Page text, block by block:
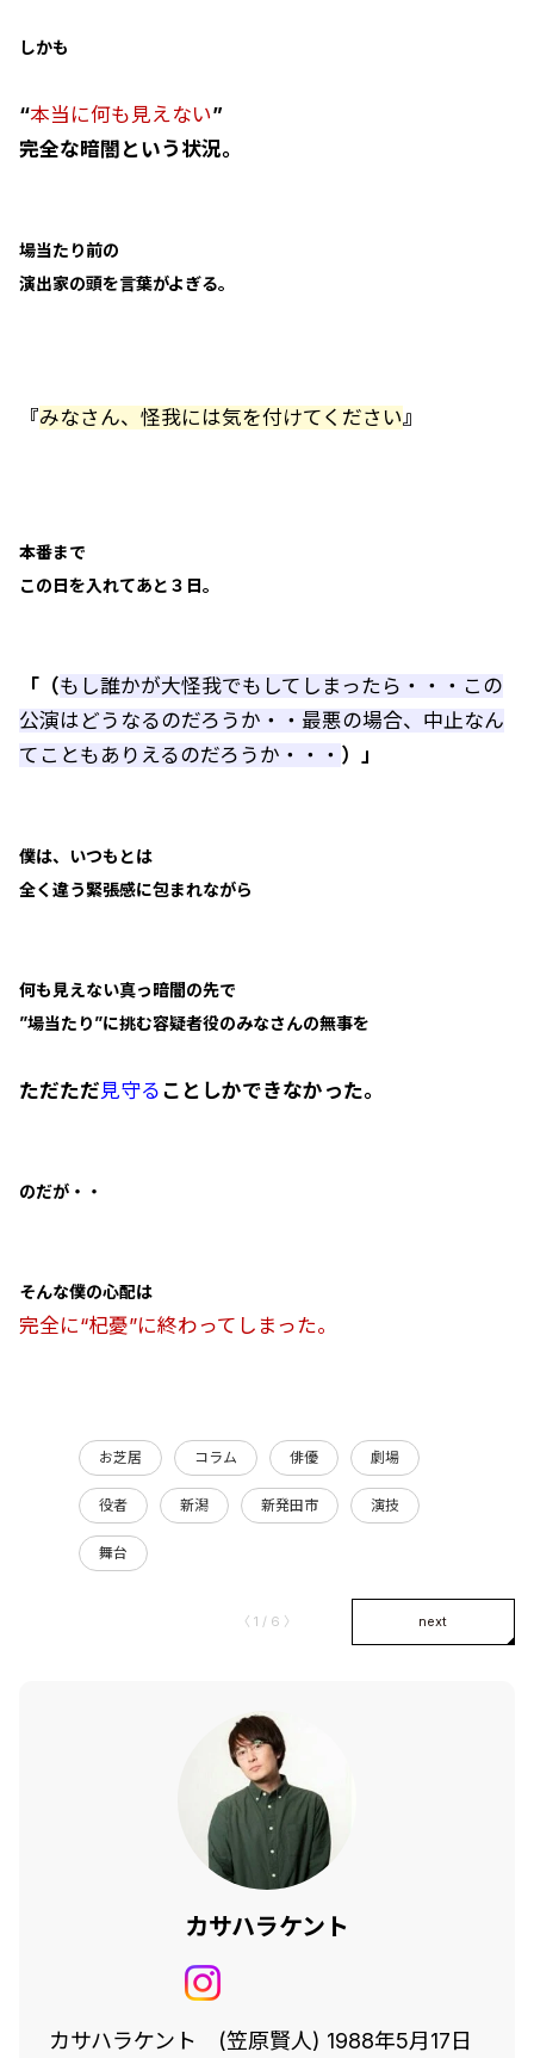
しかも
“本当に何も見えない”
完全な暗闇という状況。
場当たり前の
演出家の頭を言葉がよぎる。
『みなさん、怪我には気を付けてください』
本番まで
この日を入れてあと３日。
「（もし誰かが大怪我でもしてしまったら・・・この
公演はどうなるのだろうか・・最悪の場合、中止なん
てこともありえるのだろうか・・・ ）」
僕は、いつもとは
全く違う緊張感に包まれながら
何も見えない真っ暗闇の先で
”場当たり”に挑む容疑者役のみなさんの無事を
ただただ見守る ことしかできなかった。
のだが・・
そんな僕の心配は
完全に“杞憂”に終わってしまった。
お芝居 コラム 俳優 劇場
役者 新潟 新発田市 演技
舞台
〈 1 / 6 〉 next
カサハラケント
カサハラケント (笠原賢人) 1988年5月17日